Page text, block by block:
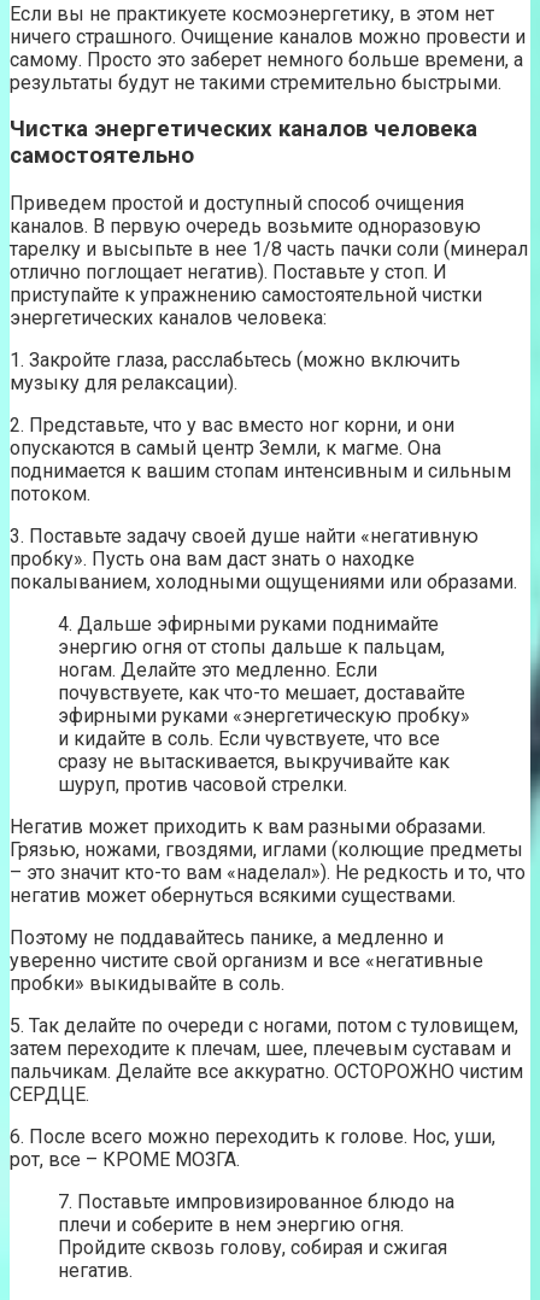
Если вы не практикуете космоэнергетику, в этом нет
ничего страшного. Очищение каналов можно провести и
самому. Просто это заберет немного больше времени, а
результаты будут не такими стремительно быстрыми.
Чистка энергетических каналов человека
самостоятельно
Приведем простой и доступный способ очищения
каналов. В первую очередь возьмите одноразовую
тарелку и высыпьте в нее 1/8 часть пачки соли (минерал
отлично поглощает негатив). Поставьте у стоп. И
приступайте к упражнению самостоятельной чистки
энергетических каналов человека:
1. Закройте глаза, расслабьтесь (можно включить
музыку для релаксации).
2. Представьте, что у вас вместо ног корни, и они
опускаются в самый центр Земли, к магме. Она
поднимается к вашим стопам интенсивным и сильным
потоком.
3. Поставьте задачу своей душе найти «негативную
пробку». Пусть она вам даст знать о находке
покалыванием, холодными ощущениями или образами.
4. Дальше эфирными руками поднимайте
энергию огня от стопы дальше к пальцам,
ногам. Делайте это медленно. Если
почувствуете, как что-то мешает, доставайте
эфирными руками «энергетическую пробку»
и кидайте в соль. Если чувствуете, что все
сразу не вытаскивается, выкручивайте как
шуруп, против часовой стрелки.
Негатив может приходить к вам разными образами.
Грязью, ножами, гвоздями, иглами (колющие предметы
– это значит кто-то вам «наделал»). Не редкость и то, что
негатив может обернуться всякими существами.
Поэтому не поддавайтесь панике, а медленно и
уверенно чистите свой организм и все «негативные
пробки» выкидывайте в соль.
5. Так делайте по очереди с ногами, потом с туловищем,
затем переходите к плечам, шее, плечевым суставам и
пальчикам. Делайте все аккуратно. ОСТОРОЖНО чистим
СЕРДЦЕ.
6. После всего можно переходить к голове. Нос, уши,
рот, все – КРОМЕ МОЗГА.
7. Поставьте импровизированное блюдо на
плечи и соберите в нем энергию огня.
Пройдите сквозь голову, собирая и сжигая
негатив.